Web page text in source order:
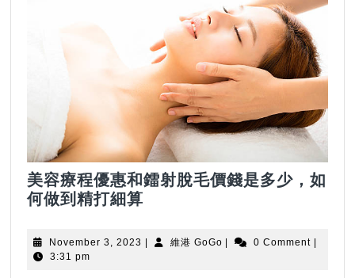
美容療程優惠和鐳射脫毛價錢是多少，如
何做到精打細算
療
November 3, 2023 November維港 GoGo維
0 Comment
3:31 pm